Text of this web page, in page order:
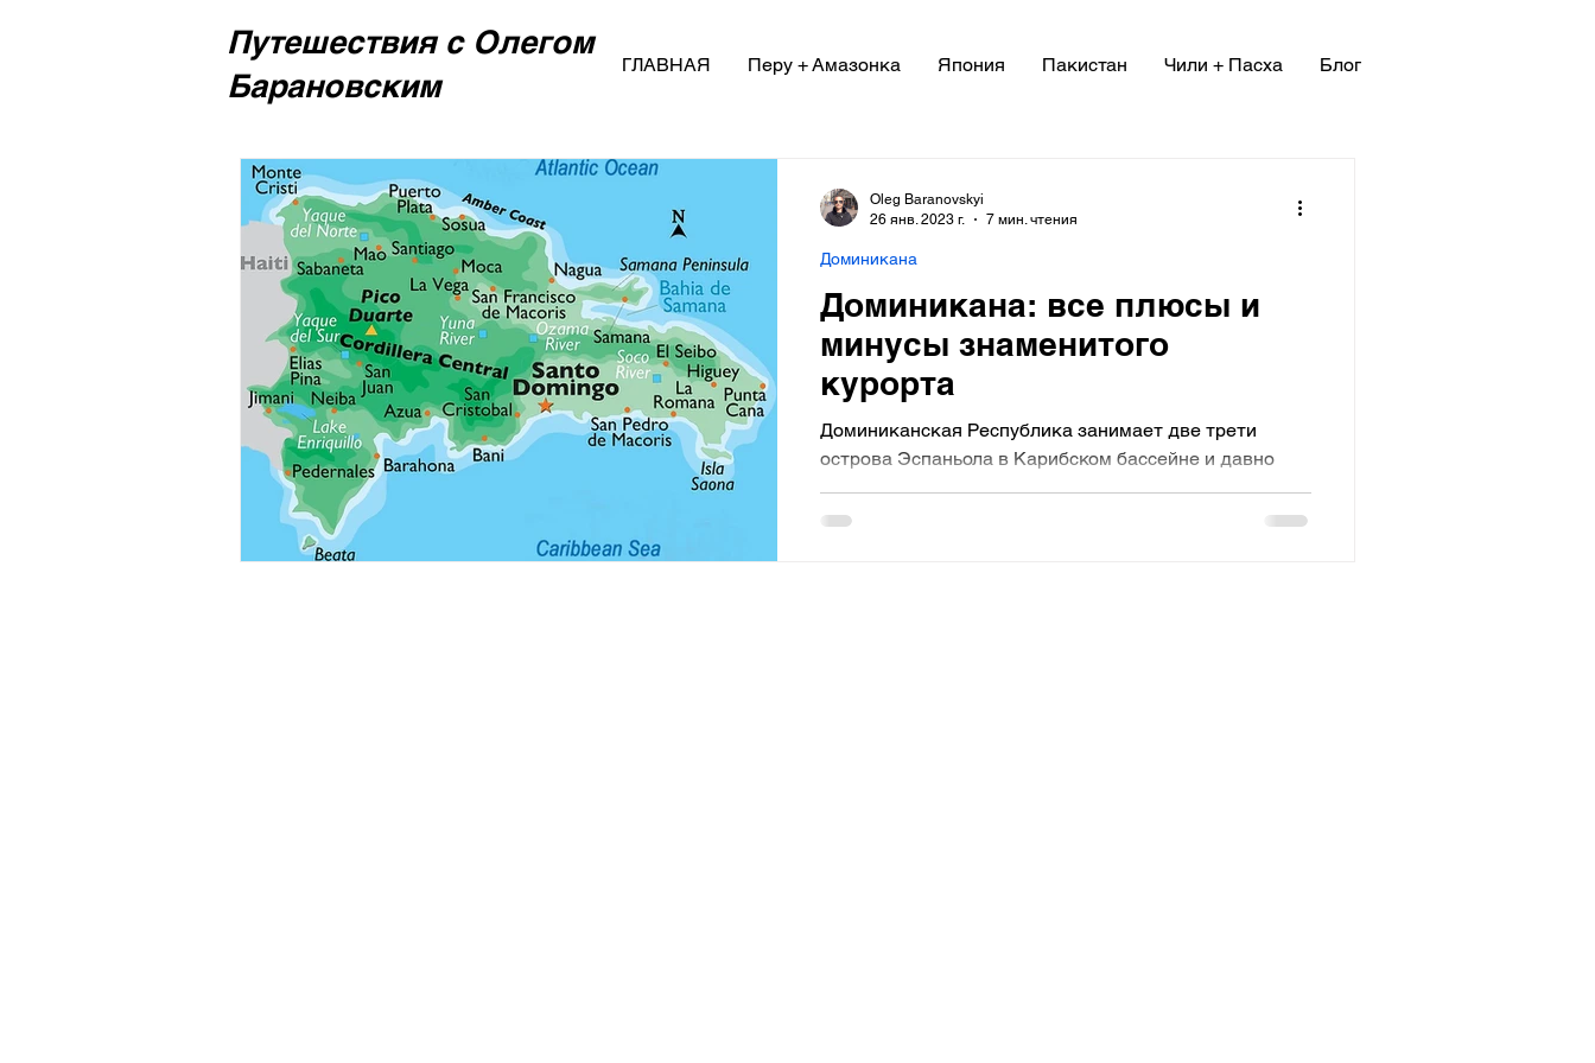
Путешествия с Олегом
Барановским
ГЛАВНАЯ Перу + Амазонка Япония Пакистан Чили + Пасха Блог
Доминикана: все плюсы и
минусы знаменитого
курорта
Доминиканская Республика занимает две трети
острова Эспаньола в Карибском бассейне и давно
уже является одним из самых знаменитых...
Доминикана
Oleg Baranovskyi
26 янв. 2023 г.
7 мин. чтения